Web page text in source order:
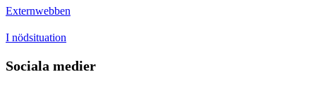
Externwebben
I nödsituation
Sociala medier